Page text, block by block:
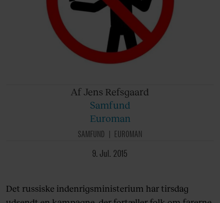
Af Jens Refsgaard
Samfund
Euroman
SAMFUND
EUROMAN
9. Jul. 2015
Det russiske indenrigsministerium har tirsdag